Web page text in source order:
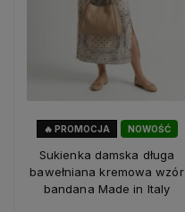
NOWOŚĆ
🔥 PROMOCJA
Sukienka damska długa
bawełniana kremowa wzór
bandana Made in Italy